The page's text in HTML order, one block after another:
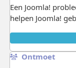
Een Joomla!
helpen Joomla!
Ontmoet